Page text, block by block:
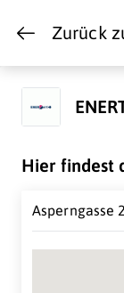
Zurück
Hier findest
Asperngasse